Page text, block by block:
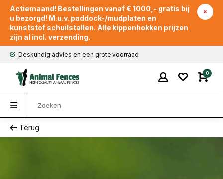
Actiemaand! Bestellingen vanaf € 1000,- gratis bij
u bezorgd! M.u.v. paddock-/mudplaten en
kunststof schuilstallen. Alle kippenhokken prijzen
zijn al incl. verzending.
Deskundig advies en een grote voorraad
0
Terug